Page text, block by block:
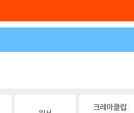
크레마클럽